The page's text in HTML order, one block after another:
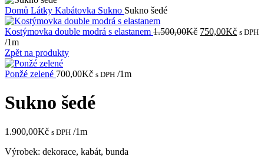
Domů Látky Kabátovka Sukno Sukno šedé
Kostýmovka double modrá s elastanem 1.500,00Kč Původní
750,00Kč s DPH
/1m
Zpět na produkty
Ponžé zelené 700,00Kč s DPH /1m
Sukno šedé
1.900,00Kč s DPH /1m
Výrobek: dekorace, kabát, bunda